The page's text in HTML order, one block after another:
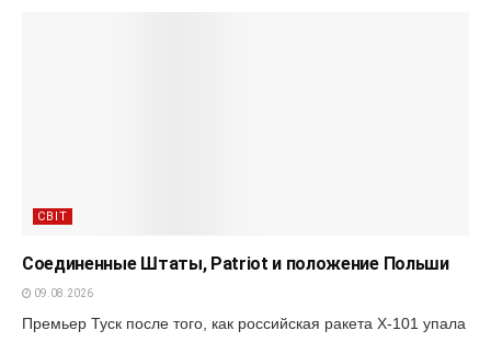
СВІТ
Соединенные Штаты, Patriot и положение Польши
09.08.2026
Премьер Туск после того, как российская ракета Х-101 упала